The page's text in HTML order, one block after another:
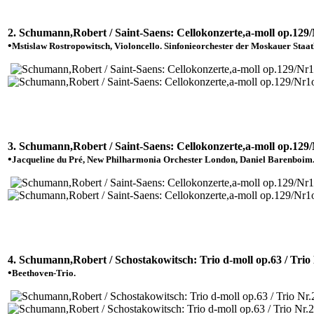
2. Schumann,Robert / Saint-Saens: Cellokonzerte,a-moll
•Mstislaw Rostropowitsch, Violoncello. Sinfonieorchester der Moskauer
3. Schumann,Robert / Saint-Saens: Cellokonzerte,a-moll
•Jacqueline du Pré, New Philharmonia Orchester London, Daniel Barenboim.
4. Schumann,Robert / Schostakowitsch: Trio d-moll op.63 /
•Beethoven-Trio.